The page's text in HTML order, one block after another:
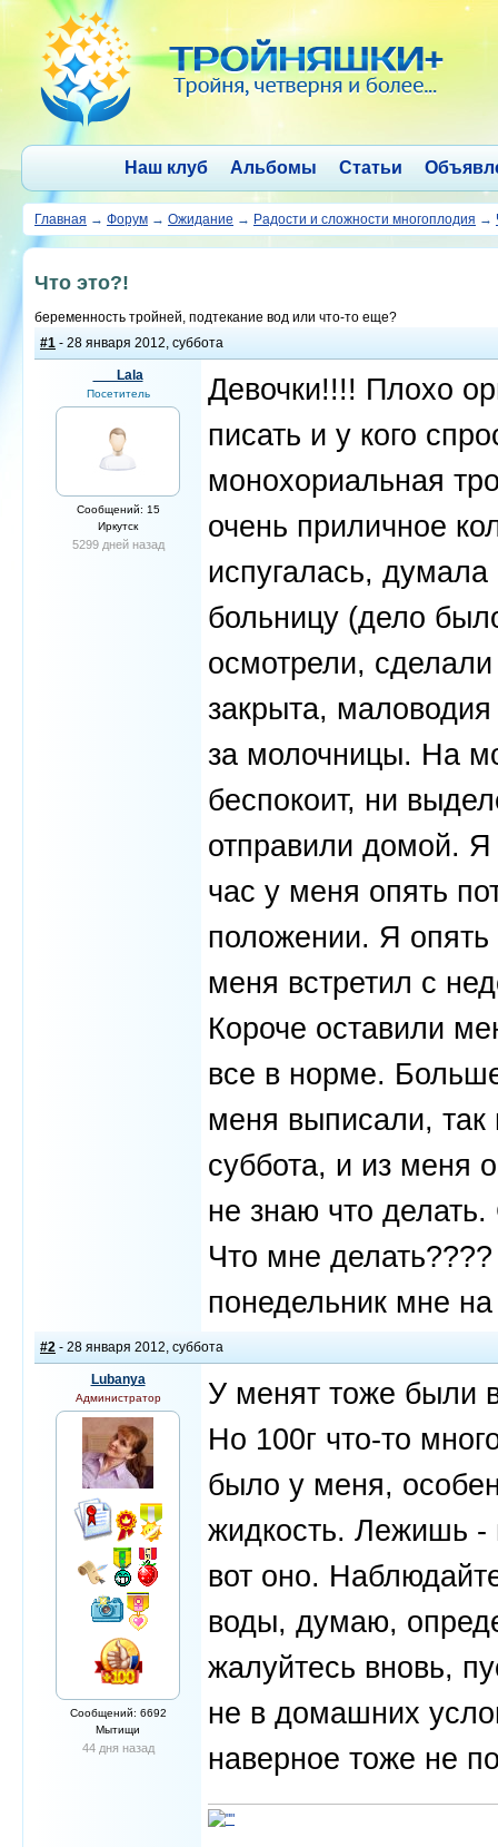
Наш клуб Альбомы Статьи
Главная → Форум → Ожидание → Радости и сложности многоплодия →
Что это?!
беременность тройней, подтекание вод или что-то еще?
#1 - 28 января 2012, суббота
___Lala
Посетитель
Сообщений: 15
Иркутск
5299 дней назад
Девочки!!!! Плохо
писать и у кого
монохориальная
очень приличное
испугалась,
больницу (дело
осмотрели,
закрыта, маловодия
за молочницы. На
беспокоит, ни
отправили домой. Я
час у меня опять
положении. Я
меня встретил с
Короче оставили
все в норме.
меня выписали, так
суббота, и из меня
не знаю что
Что мне
понедельник мне
#2 - 28 января 2012, суббота
Lubanya
Администратор
Сообщений: 6692
Мытищи
44 дня назад
У менят тоже были
Но 100г что-то
было у меня,
жидкость. Лежишь
вот оно.
воды, думаю,
жалуйтесь вновь,
не в домашних
наверное тоже не